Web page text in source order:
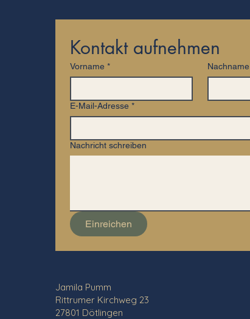
Kontakt aufnehmen
Vorname * Nachname
E-Mail-Adresse *
Nachricht schreiben
Einreichen
Jamila Pumm
Rittrumer Kirchweg 23
27801 Dötlingen